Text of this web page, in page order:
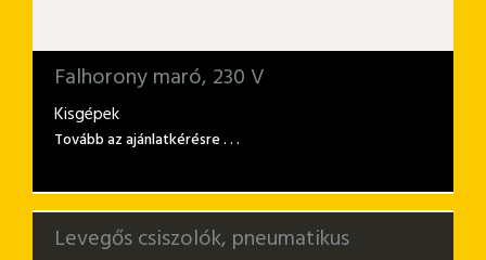
Falhorony maró, 230 V
Kisgépek
Tovább az ajánlatkérésre . . .
Levegős csiszolók, pneumatikus